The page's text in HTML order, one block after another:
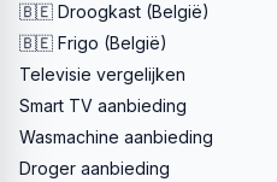
🇧🇪 Droogkast (België)
🇧🇪 Frigo (België)
Televisie vergelijken
Smart TV aanbieding
Wasmachine aanbieding
Droger aanbieding